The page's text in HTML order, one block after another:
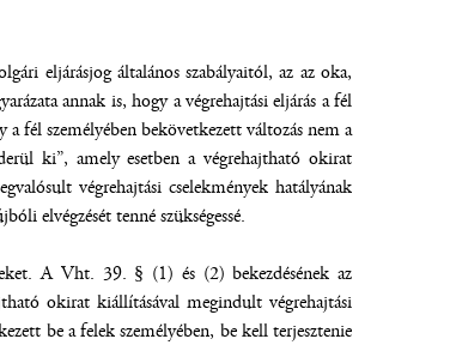
eljárásjog általános szabályaitól, az az oka,
annak is, hogy a végrehajtási eljárás a fél
fél személyében bekövetkezett változás nem a
ki”, amely esetben a végrehajtható okirat
végrehajtási cselekmények hatályának
elvégzését tenné szükségessé.
A Vht. 39. § (1) és (2) bekezdésének az
okirat kiállításával megindult végrehajtási
be a felek személyében, be kell terjesztenie